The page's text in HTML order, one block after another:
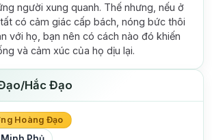
người xung quanh. Thế nhưng, nếu ở
có cảm giác cấp bách, nóng bức thôi
với họ, bạn nên có cách nào đó khiến
và cảm xúc của họ dịu lại.
Hắc Đạo
Hoàng Đạo